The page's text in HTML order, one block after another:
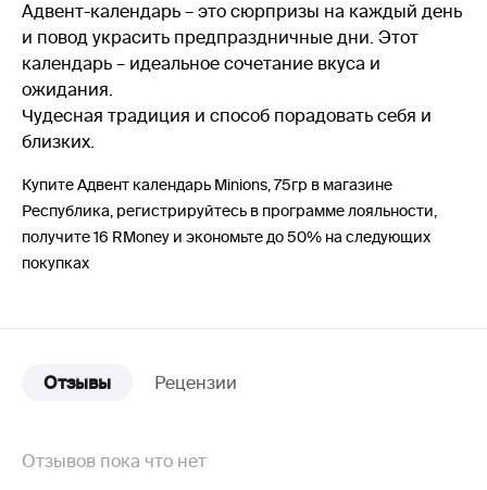
Адвент-календарь – это сюрпризы на каждый день
и повод украсить предпраздничные дни. Этот
календарь – идеальное сочетание вкуса и
ожидания.
Чудесная традиция и способ порадовать себя и
близких.
Купите Адвент календарь Minions, 75гр в магазине
Республика, регистрируйтесь в программе лояльности,
получите 16 RMoney и экономьте до 50% на следующих
покупках
Отзывы Рецензии
Отзывов пока что нет